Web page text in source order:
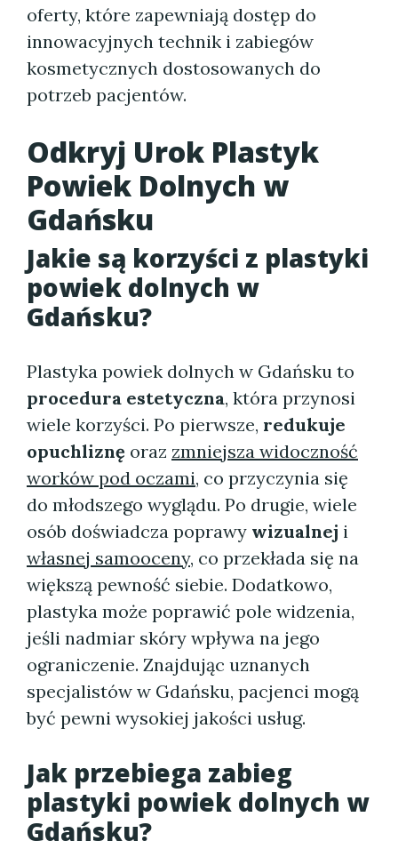
oferty, które zapewniają dostęp do
innowacyjnych technik i zabiegów
kosmetycznych dostosowanych do
potrzeb pacjentów.
Odkryj Urok Plastyk
Powiek Dolnych w
Gdańsku
Jakie są korzyści z plastyki
powiek dolnych w
Gdańsku?
Plastyka powiek dolnych w Gdańsku to
procedura estetyczna, która przynosi
wiele korzyści. Po pierwsze, redukuje
opuchliznę oraz zmniejsza widoczność
worków pod oczami, co przyczynia się
do młodszego wyglądu. Po drugie, wiele
osób doświadcza poprawy wizualnej i
własnej samooceny, co przekłada się na
większą pewność siebie. Dodatkowo,
plastyka może poprawić pole widzenia,
jeśli nadmiar skóry wpływa na jego
ograniczenie. Znajdując uznanych
specjalistów w Gdańsku, pacjenci mogą
być pewni wysokiej jakości usług.
Jak przebiega zabieg
plastyki powiek dolnych w
Gdańsku?